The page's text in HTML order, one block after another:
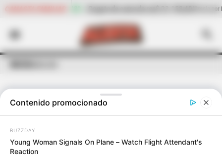
ÚLTIMAS NOTICIAS
Contenido promocionado
BUZZDAY
Young Woman Signals On Plane – Watch Flight Attendant's
Reaction